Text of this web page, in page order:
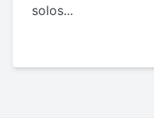
solos...